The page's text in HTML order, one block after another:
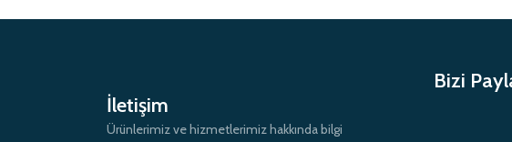
İletişim
Ürünlerimiz ve hizmetlerimiz hakkında bilgi
Bizi